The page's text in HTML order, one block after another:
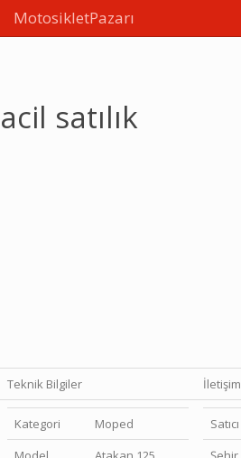
MotosikletPazarı
acil satılık
Teknik Bilgiler İletişim
Kategori
Moped
Satıcı